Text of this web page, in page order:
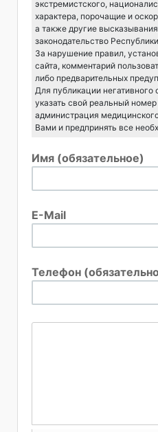
экстремистского,
характера, порочащие и
а также другие
законодательство
За нарушение правил,
сайта, комментарий
либо предварительных
Для публикации
указать свой реальный
администрация
Вами и предпринять все
Имя (обязательное)
E-Mail
Телефон